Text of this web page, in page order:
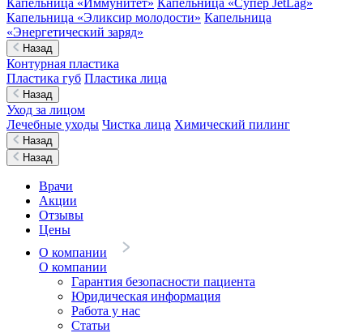
Капельница «Иммунитет» Капельница «Супер JetLag»
Капельница «Эликсир молодости» Капельница
«Энергетический заряд»
Назад
Контурная пластика
Пластика губ Пластика лица
Назад
Уход за лицом
Лечебные уходы Чистка лица Химический пилинг
Назад
Назад
Врачи
Акции
Отзывы
Цены
О компании
О компании
Гарантия безопасности пациента
Юридическая информация
Работа у нас
Статьи